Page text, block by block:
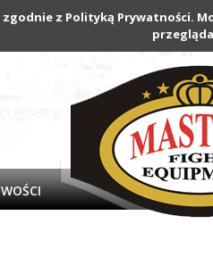
z Polityką Prywatności.